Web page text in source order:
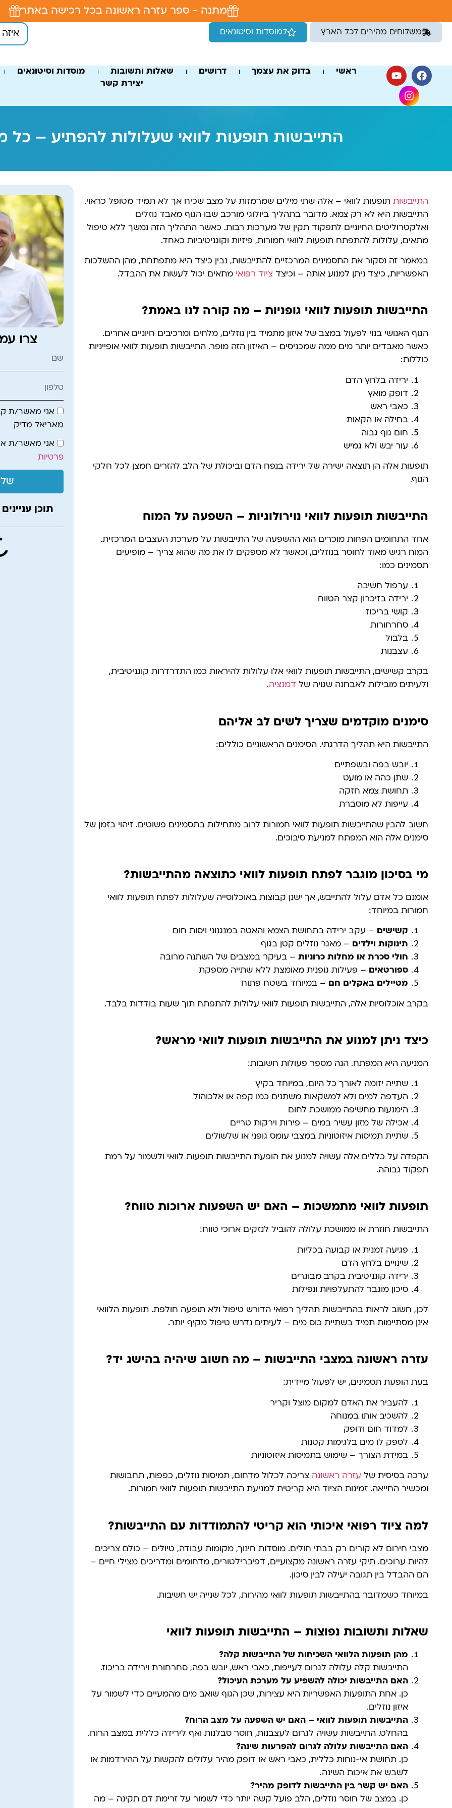
מתנה - ספר עזרה ראשונה בכל רכישה באתר
משלוחים מהירים לכל הארץ למוסדות וסיטונאים
ראשי בדוק את עצמך דרושים שאלות ותשובות
מוסדות וסיטונאים
יצירת קשר
התייבשות תופעות לוואי שעלולות להפתיע –
התייבשות תופעות לוואי – אלה שתי מילים שמרמזות על מצב שכיח אך לא תמיד מטופל כראוי.
התייבשות היא לא רק צמא. מדובר בתהליך ביולוגי מורכב שבו הגוף מאבד נוזלים
ואלקטרוליטים החיוניים לתפקוד תקין של מערכות רבות. כאשר התהליך הזה נמשך ללא טיפול
מתאים, עלולות להתפתח תופעות לוואי חמורות, פיזיות וקוגניטיביות כאחד.
במאמר זה נסקור את התסמינים המרכזיים להתייבשות, נבין כיצד היא מתפתחת, מהן ההשלכות
האפשריות, כיצד ניתן למנוע אותה – וכיצדציוד רפואי מתאים יכול לעשות את ההבדל.
התייבשות תופעות לוואי גופניות – מה קורה לנו באמת?
הגוף האנושי בנוי לפעול במצב של איזון מתמיד בין נוזלים, מלחים ומרכיבים חיוניים אחרים.
כאשר מאבדים יותר מים ממה שמכניסים – האיזון הזה מופר. התייבשות תופעות לוואי אופייניות
כוללות:
ירידה בלחץ הדם
דופק מואץ
כאבי ראש
בחילה או הקאות
חום גוף גבוה
עור יבש ולא גמיש
תופעות אלה הן תוצאה ישירה של ירידה בנפח הדם וביכולת של הלב להזרים חמצן לכל חלקי
הגוף.
התייבשות תופעות לוואי נוירולוגיות – השפעה על המוח
אחד התחומים הפחות מוכרים הוא ההשפעה של התייבשות על מערכת העצבים המרכזית.
המוח רגיש מאוד לחוסר בנוזלים, וכאשר לא מספקים לו את מה שהוא צריך – מופיעים
תסמינים כמו:
ערפול חשיבה
ירידה בזיכרון קצר הטווח
קושי בריכוז
סחרחורות
בלבול
עצבנות
בקרב קשישים, התייבשות תופעות לוואי אלו עלולות להיראות כמו התדרדרות קוגניטיבית,
ולעיתים מובילות לאבחנה שגויה של דמנציה.
סימנים מוקדמים שצריך לשים לב אליהם
התייבשות היא תהליך הדרגתי. הסימנים הראשוניים כוללים:
יובש בפה ובשפתיים
שתן כהה או מועט
תחושת צמא חזקה
עייפות לא מוסברת
חשוב להבין שהתייבשות תופעות לוואי חמורות לרוב מתחילות בתסמינים פשוטים. זיהוי בזמן של
סימנים אלה הוא המפתח למניעת סיבוכים.
מי בסיכון מוגבר לפתח תופעות לוואי כתוצאה מהתייבשות?
אומנם כל אדם עלול להתייבש, אך ישנן קבוצות באוכלוסייה שעלולות לפתח תופעות לוואי
חמורות במיוחד:
קשישים – עקב ירידה בתחושת הצמא והאטה במנגנוני ויסות חום
תינוקות וילדים – מאגר נוזלים קטן בגוף
חולי סכרת או מחלות כרוניות – בעיקר במצבים של השתנה מרובה
ספורטאים – פעילות גופנית מאומצת ללא שתייה מספקת
מטיילים באקלים חם – במיוחד בשטח פתוח
בקרב אוכלוסיות אלה, התייבשות תופעות לוואי עלולות להתפתח תוך שעות בודדות בלבד.
כיצד ניתן למנוע את התייבשות תופעות לוואי מראש?
המניעה היא המפתח. הנה מספר פעולות חשובות:
שתייה יזומה לאורך כל היום, במיוחד בקיץ
העדפה למים ולא למשקאות משתנים כמו קפה או אלכוהול
הימנעות מחשיפה ממושכת לחום
אכילה של מזון עשיר במים – פירות וירקות טריים
שתיית תמיסות איזוטוניות במצבי עומס גופני או שלשולים
הקפדה על כללים אלה עשויה למנוע את הופעת התייבשות תופעות לוואי ולשמור על רמת
תפקוד גבוהה.
תופעות לוואי מתמשכות – האם יש השפעות ארוכות טווח?
התייבשות חוזרת או ממושכת עלולה להוביל לנזקים ארוכי טווח:
פגיעה זמנית או קבועה בכליות
שינויים בלחץ הדם
ירידה קוגניטיבית בקרב מבוגרים
סיכון מוגבר להתעלפויות ונפילות
לכן, חשוב לראות בהתייבשות תהליך רפואי הדורש טיפול ולא תופעה חולפת. תופעות הלוואי
אינן מסתיימות תמיד בשתיית כוס מים – לעיתים נדרש טיפול מקיף יותר.
עזרה ראשונה במצבי התייבשות – מה חשוב שיהיה בהישג יד?
בעת הופעת תסמינים, יש לפעול מיידית:
להעביר את האדם למקום מוצל וקריר
להשכיב אותו במנוחה
למדוד חום ודופק
לספק לו מים בלגימות קטנות
במידת הצורך – שימוש בתמיסות איזוטוניות
ערכה בסיסית של עזרה ראשונה צריכה לכלול מדחום, תמיסות נוזלים, כפפות, תחבושות
ומכשיר החייאה. זמינות הציוד היא קריטית למניעת התייבשות תופעות לוואי חמורות.
למה ציוד רפואי איכותי הוא קריטי להתמודדות עם התייבשות?
מצבי חירום לא קורים רק בבתי חולים. מוסדות חינוך, מקומות עבודה, טיולים – כולם צריכים
להיות ערוכים. תיקי עזרה ראשונה מקצועיים, דפיברילטורים, מדחומים ומדריכים מצילי חיים –
הם ההבדל בין תגובה יעילה לבין סיכון.
במיוחד כשמדובר בהתייבשות תופעות לוואי מהירות, לכל שנייה יש חשיבות.
שאלות ותשובות נפוצות – התייבשות תופעות לוואי
מהן תופעות הלוואי השכיחות של התייבשות קלה?
התייבשות קלה עלולה לגרום לעייפות, כאבי ראש, יובש בפה, סחרחורת וירידה בריכוז.
האם התייבשות יכולה להשפיע על מערכת העיכול?
כן. אחת התופעות האפשריות היא עצירות, שכן הגוף שואב מים מהמעיים כדי לשמור על
איזון נוזלים.
התייבשות תופעות לוואי – האם יש השפעה על מצב הרוח?
בהחלט. התייבשות עשויה לגרום לעצבנות, חוסר סבלנות ואף לירידה כללית במצב הרוח.
האם התייבשות עלולה לגרום להפרעות שינה?
כן. תחושת אי-נוחות כללית, כאבי ראש או דופק מהיר עלולים להקשות על ההירדמות או
לשבש את איכות השינה.
האם יש קשר בין התייבשות לדופק מהיר?
כן. במצב של חוסר נוזלים, הלב פועל קשה יותר כדי לשמור על זרימת דם תקינה – מה
צרו
אני מאשר/ת
מאריאל מדיק
אני מאשר/ת
פרטיות
תוכן עניינים